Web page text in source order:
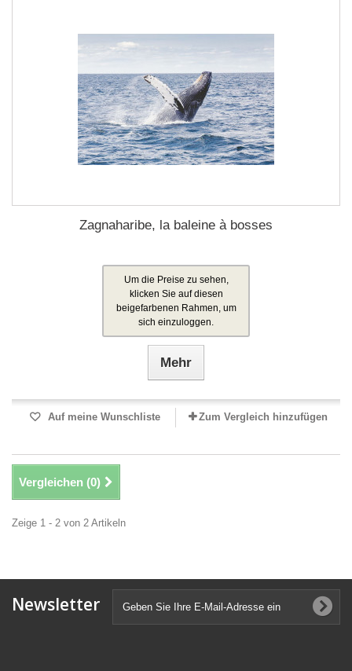
Zagnaharibe, la baleine à bosses
Um die Preise zu sehen,
klicken Sie auf diesen
beigefarbenen Rahmen, um
sich einzuloggen.
Mehr
Auf meine Wunschliste Zum Vergleich hinzufügen
Vergleichen (0)
Zeige 1 - 2 von 2 Artikeln
Newsletter